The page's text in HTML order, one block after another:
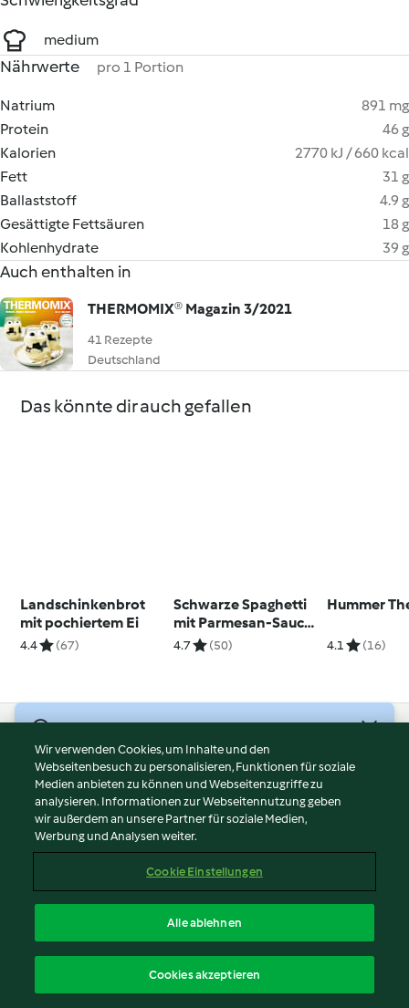
medium
Nährwerte pro 1 Portion
Natrium
891 mg
Protein
46 g
Kalorien
2770 kJ / 660 kcal
Fett
31 g
Ballaststoff
4.9 g
Gesättigte Fettsäuren
18 g
Kohlenhydrate
39 g
Auch enthalten in
THERMOMIX® Magazin 3/2021
41 Rezepte
Deutschland
Das könnte dir auch gefallen
Landschinkenbrot
mit pochiertem Ei
4.4 (67)
Schwarze Spaghetti
mit Parmesan-Sauce
und Garnelen
4.7 (50)
Hummer
4.1 (16)
Nutzungsbedingungen
Datenschutzrichtlinien
Disclaimer
Impressum
Inhalt melden
Erklärung zur Barrierefreiheit
Wir verwenden Cookies, um Inhalte und den
Webseitenbesuch zu personalisieren, Funktionen für soziale
Medien anbieten zu können und Webseitenzugriffe zu
analysieren. Informationen zur Webseitennutzung geben
wir außerdem an unsere Partner für soziale Medien,
Werbung und Analysen weiter.
Cookie Einstellungen
Alle ablehnen
Cookies akzeptieren